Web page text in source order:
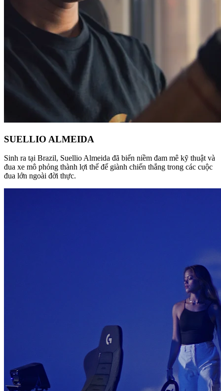
SUELLIO ALMEIDA
Sinh ra tại Brazil, Suellio Almeida đã biến niềm đam mê kỹ thuật và
đua xe mô phỏng thành lợi thế để giành chiến thắng trong các cuộc
đua lớn ngoài đời thực.